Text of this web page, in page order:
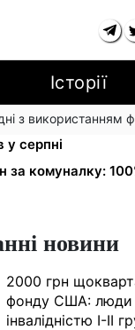
Історії
з використанням
комуналку
у серпні
за комуналку:
новини
2000 грн
фонду США: люди
інвалідністю I-II